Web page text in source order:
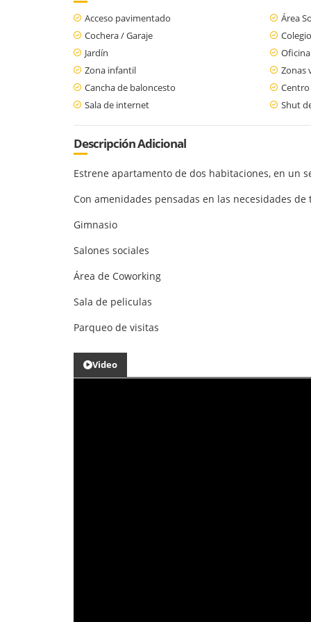
Acceso pavimentado
Área
Cochera / Garaje
Jardín
Zona infantil
Zonas
Cancha de baloncesto
Sala de internet
Shut
Descripción Adicional
Estrene apartamento de dos habitaciones, en
Con amenidades pensadas en las necesidades
Gimnasio
Salones sociales
Área de Coworking
Sala de peliculas
Parqueo de visitas
Video